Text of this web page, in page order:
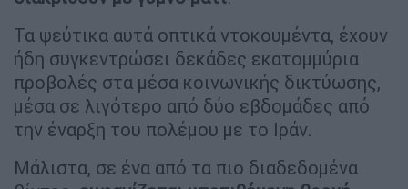
Τα ψεύτικα αυτά οπτικά ντοκουμέντα, έχουν
ήδη συγκεντρώσει δεκάδες εκατομμύρια
προβολές στα μέσα κοινωνικής δικτύωσης,
μέσα σε λιγότερο από δύο εβδομάδες από
την έναρξη του πολέμου με το Ιράν.
Μάλιστα, σε ένα από τα πιο διαδεδομένα